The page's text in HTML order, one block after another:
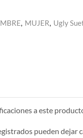
, MUJER, Ugly
a este
pueden dejar